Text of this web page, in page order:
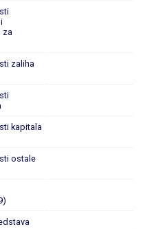
za
zaliha
kapitala
ostale